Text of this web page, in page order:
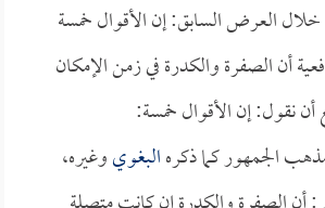
العرض السابق: إن الأقوال خمسة
أن الصفرة والكدرة في زمن الإمكان
نقول: إن الأقوال خمسة:
الجمهور كما ذكرهالبغويوغيره،